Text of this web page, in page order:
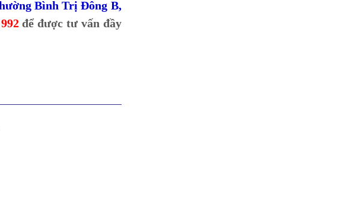
Bình Trị Đông B,
để được tư vấn đầy